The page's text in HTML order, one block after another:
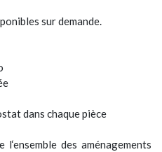
sur demande.
dans chaque pièce
des aménagements